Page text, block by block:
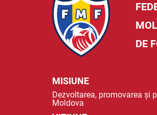
DE
MISIUNE
Dezvoltarea, promovarea și
Moldova